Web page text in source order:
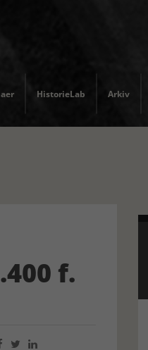
HistorieLab Arkiv
f.
 